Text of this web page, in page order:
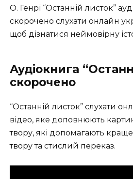
О. Генрі “Останній листок”
скорочено слухати онлайн
щоб дізнатися неймовірну
Аудіокнига
скорочено
“Останній листок” слухати
відео, яке доповнюють
твору, які допомагають краще
твору та стислий переказ.